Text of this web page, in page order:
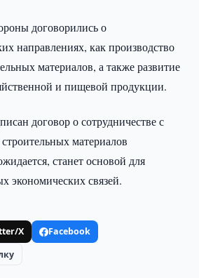
договорились о
направлениях, как производство
материалов, а также развитие
и пищевой продукции.
договор о сотрудничестве с
материалов
станет основой для
экономических связей.
X
Facebook